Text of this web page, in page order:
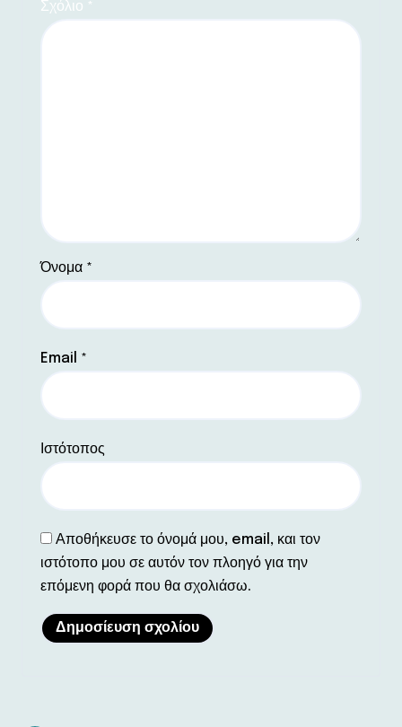
Σχόλιο *
Όνομα *
Email *
Ιστότοπος
Αποθήκευσε το όνομά μου, email, και τον
ιστότοπο μου σε αυτόν τον πλοηγό για την
επόμενη φορά που θα σχολιάσω.